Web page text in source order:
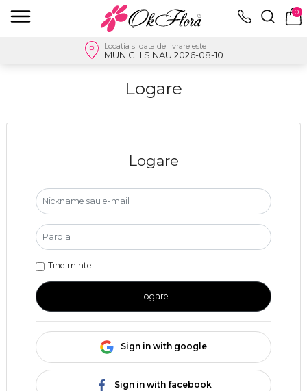
0
Locatia si data de livrare este
MUN.CHISINAU 2026-08-10
Logare
Logare
Tine minte
Logare
Sign in with google
Sign in with facebook